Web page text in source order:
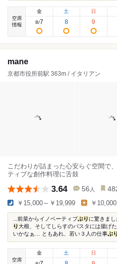
空席
情報
金
8/7
土
8
日
9
mane
京都市役所前駅 363m / イタリアン
こだわりが詰まった心安らぐ空間で
ティブな創作料理に舌鼓
3.64 56 人
￥15,000～￥19,999 ￥
...前菜からイノベーティブぶり に驚きま
り大根、そしてしらすのパスタには揚げ
いかなぁ… ともあれ、若い３人の仕事ぶり
空席
金
土 日